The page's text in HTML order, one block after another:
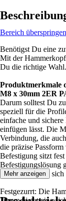
Bereich überspringen
Benötigst Du eine
Mit der
Du die richtige Wahl.
Produktmerkmale
M8 x 30mm 2ER
Darum solltest Du
speziell für die
einfache und
einfügen lässt. Die
Verbindung, die
die präzise
Befestigung sitzt
Befestigungslösung
Verbindung, die
Festgezurrt: Die
Mehr anzeigen